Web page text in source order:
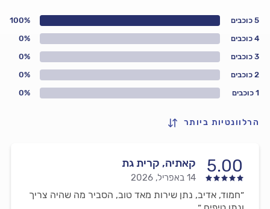
1 כוכבים 0%
2 כוכבים 0%
3 כוכבים 0%
4 כוכבים 0%
5 כוכבים 100%
הרלוונטיות ביותר
5.00 קאתיה, קרית גת
14 באפריל, 2026
״חמוד, אדיב, נתן שירות מאד טוב, הסביר מה שהיה צריך